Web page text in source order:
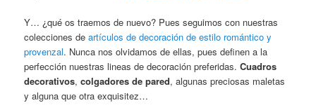
Y… ¿qué os traemos de nuevo? Pues seguimos con nuestras
colecciones deartículos de decoración de estilo romántico y
provenzal. Nunca nos olvidamos de ellas, pues definen a la
perfección nuestras lineas de decoración preferidas.Cuadros
decorativos,colgadores de pared, algunas preciosas maletas
y alguna que otra exquisitez…